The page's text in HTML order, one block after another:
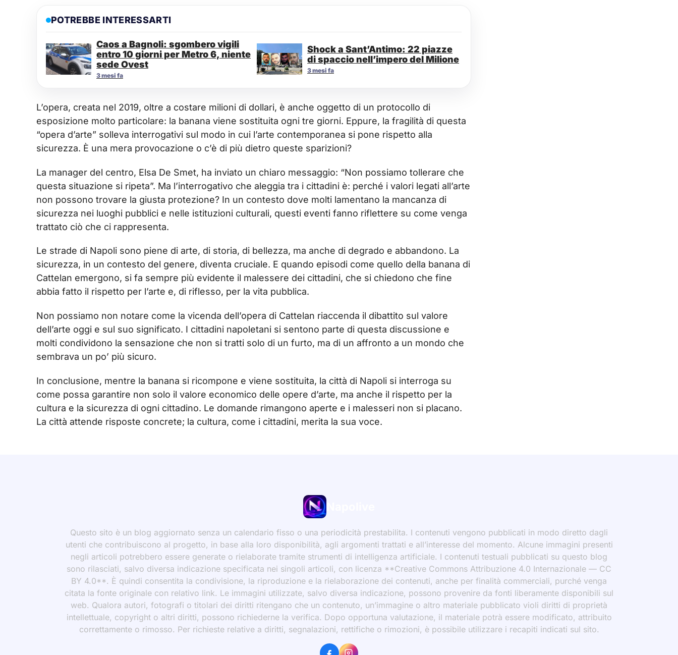
POTREBBE INTERESSARTI
Caos a Bagnoli: sgombero vigili
entro 10 giorni per Metro 6, niente
sede Ovest
3 mesi fa
Shock a Sant’Antimo: 22 piazze
di spaccio nell’impero del Milione
3 mesi fa
L’opera, creata nel 2019, oltre a costare milioni di dollari, è anche oggetto di un protocollo di
esposizione molto particolare: la banana viene sostituita ogni tre giorni. Eppure, la fragilità di questa
“opera d’arte” solleva interrogativi sul modo in cui l’arte contemporanea si pone rispetto alla
sicurezza. È una mera provocazione o c’è di più dietro queste sparizioni?
La manager del centro, Elsa De Smet, ha inviato un chiaro messaggio: “Non possiamo tollerare che
questa situazione si ripeta”. Ma l’interrogativo che aleggia tra i cittadini è: perché i valori legati all’arte
non possono trovare la giusta protezione? In un contesto dove molti lamentano la mancanza di
sicurezza nei luoghi pubblici e nelle istituzioni culturali, questi eventi fanno riflettere su come venga
trattato ciò che ci rappresenta.
Le strade di Napoli sono piene di arte, di storia, di bellezza, ma anche di degrado e abbandono. La
sicurezza, in un contesto del genere, diventa cruciale. E quando episodi come quello della banana di
Cattelan emergono, si fa sempre più evidente il malessere dei cittadini, che si chiedono che fine
abbia fatto il rispetto per l’arte e, di riflesso, per la vita pubblica.
Non possiamo non notare come la vicenda dell’opera di Cattelan riaccenda il dibattito sul valore
dell’arte oggi e sul suo significato. I cittadini napoletani si sentono parte di questa discussione e
molti condividono la sensazione che non si tratti solo di un furto, ma di un affronto a un mondo che
sembrava un po’ più sicuro.
In conclusione, mentre la banana si ricompone e viene sostituita, la città di Napoli si interroga su
come possa garantire non solo il valore economico delle opere d’arte, ma anche il rispetto per la
cultura e la sicurezza di ogni cittadino. Le domande rimangono aperte e i malesseri non si placano.
La città attende risposte concrete; la cultura, come i cittadini, merita la sua voce.
Questo sito è un blog aggiornato senza un calendario fisso o una periodicità prestabilita. I contenuti vengono pubblicati in modo diretto dagli
utenti che contribuiscono al progetto, in base alla loro disponibilità, agli argomenti trattati e all’interesse del momento. Alcune immagini presenti
negli articoli potrebbero essere generate o rielaborate tramite strumenti di intelligenza artificiale. I contenuti testuali pubblicati su questo blog
sono rilasciati, salvo diversa indicazione specificata nei singoli articoli, con licenza **Creative Commons Attribuzione 4.0 Internazionale — CC
BY 4.0**. È quindi consentita la condivisione, la riproduzione e la rielaborazione dei contenuti, anche per finalità commerciali, purché venga
citata la fonte originale con relativo link. Le immagini utilizzate, salvo diversa indicazione, possono provenire da fonti liberamente disponibili sul
web. Qualora autori, fotografi o titolari dei diritti ritengano che un contenuto, un’immagine o altro materiale pubblicato violi diritti di proprietà
intellettuale, copyright o altri diritti, possono richiederne la verifica. Dopo opportuna valutazione, il materiale potrà essere modificato, attribuito
correttamente o rimosso. Per richieste relative a diritti, segnalazioni, rettifiche o rimozioni, è possibile utilizzare i recapiti indicati sul sito.